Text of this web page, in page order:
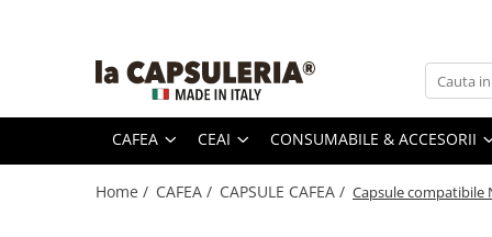
CAPSULE CAFEA
Capsule compatibile La Capsuleria
CAPSULE CEAI
Caspule ceai compatibile La
Capsule ceai compatibile Dolce
CONSUMABILE & ACCESORII
Zahăr, miere & îndulcitori
Siropuri & condimente
PRODUSE GOURMET
Mizo
Barista
13.1900
CAFEA CEAI CONSUMABILE & ACCESORII
Home / CAFEA / CAPSULE CAFEA / Capsule compatibile